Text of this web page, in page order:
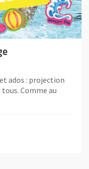
ados : projection
Comme au